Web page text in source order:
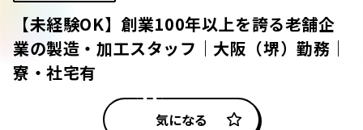
【未経験OK】創業100年以上を誇る老舗企
業の製造・加工スタッフ｜大阪（堺）勤務｜
寮・社宅有
気になる